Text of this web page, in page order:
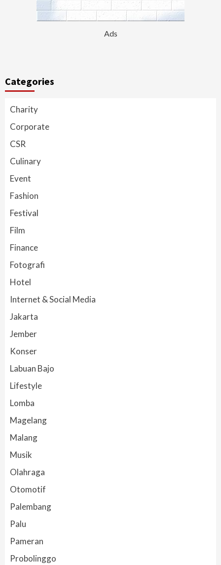
Ads
Categories
Charity
Corporate
CSR
Culinary
Event
Fashion
Festival
Film
Finance
Fotografi
Hotel
Internet & Social Media
Jakarta
Jember
Konser
Labuan Bajo
Lifestyle
Lomba
Magelang
Malang
Musik
Olahraga
Otomotif
Palembang
Palu
Pameran
Probolinggo